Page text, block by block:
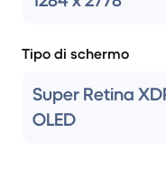
Tipo di schermo
Super Retina
OLED